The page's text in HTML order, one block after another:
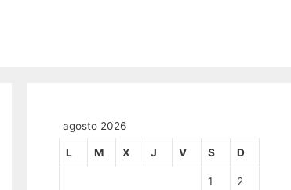
agosto 2026
L M X J V S D
1 2